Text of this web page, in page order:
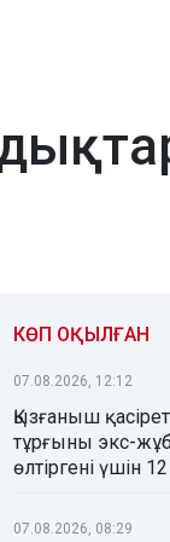
КӨП ОҚЫЛҒАН
07.08.2026, 12:12
Қызғаныш
тұрғыны экс-
өлтіргені үшін
07.08.2026, 08:29